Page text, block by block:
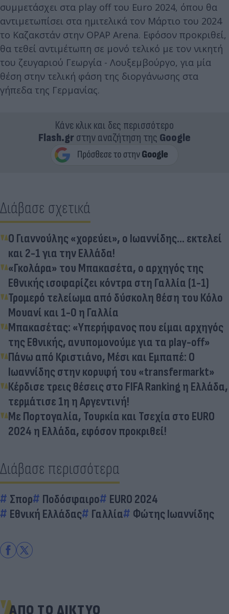
συμμετάσχει στα play off του Euro 2024, όπου θα
αντιμετωπίσει στα ημιτελικά τον Μάρτιο του 2024
το Καζακστάν στην OPAP Arena. Εφόσον προκριθεί,
θα τεθεί αντιμέτωπη σε μονό τελικό με τον νικητή
του ζευγαριού Γεωργία - Λουξεμβούργο, για μία
θέση στην τελική φάση της διοργάνωσης στα
γήπεδα της Γερμανίας.
Κάνε κλικ και δες περισσότερο
Flash.grστην αναζήτηση της Google
Διάβασε σχετικά
Ο Γιαννούλης «χορεύει», ο Ιωαννίδης... εκτελεί
και 2-1 για την Ελλάδα!
«Γκολάρα» του Μπακασέτα, ο αρχηγός της
Εθνικής ισοφαρίζει κόντρα στη Γαλλία (1-1)
Τρομερό τελείωμα από δύσκολη θέση του Κόλο
Μουανί και 1-0 η Γαλλία
Μπακασέτας: «Υπερήφανος που είμαι αρχηγός
της Εθνικής, ανυπομονούμε για τα play-off»
Πάνω από Κριστιάνο, Μέσι και Εμπαπέ: Ο
Ιωαννίδης στην κορυφή του «transfermarkt»
Κέρδισε τρεις θέσεις στο FIFA Ranking η Ελλάδα,
τερμάτισε 1η η Αργεντινή!
Με Πορτογαλία, Τουρκία και Τσεχία στο EURO
2024 η Ελλάδα, εφόσον προκριθεί!
Διάβασε περισσότερα
Σπορ Ποδόσφαιρο
EURO 2024
Εθνική Ελλάδας
Γαλλία Φώτης Ιωαννίδης
ΑΠΟ ΤΟ ΔΙΚΤΥΟ